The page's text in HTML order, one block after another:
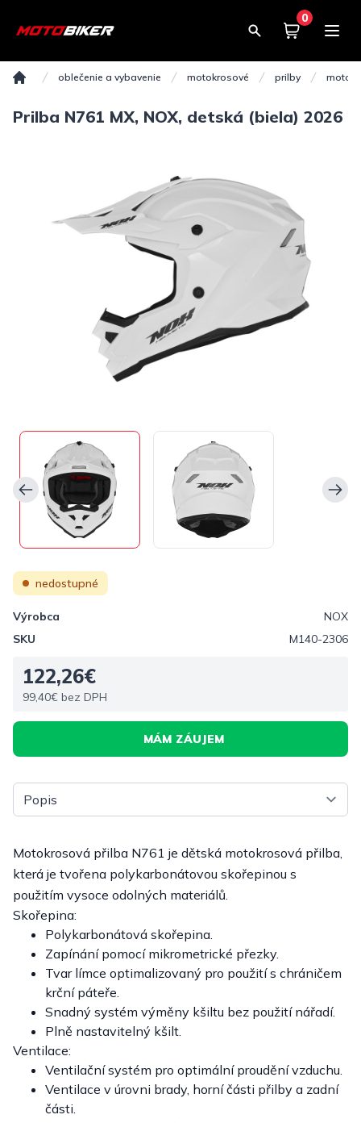
0
Košík 0,00€
oblečenie a vybavenie motokrosové prilby
Prilba N761 MX, NOX, detská (biela) 2026
nedostupné
Výrobca
NOX
SKU
M140-2306
122,26€
99,40€ bez DPH
MÁM ZÁUJEM
Vyberte tab
Motokrosová přilba N761 je dětská motokrosová přilba,
která je tvořena polykarbonátovou skořepinou s
použitím vysoce odolných materiálů.
Skořepina:
Polykarbonátová skořepina.
Zapínání pomocí mikrometrické přezky.
Tvar límce optimalizovaný pro použití s chráničem
krční páteře.
Snadný systém výměny kšiltu bez použití nářadí.
Plně nastavitelný kšilt.
Ventilace:
Ventilační systém pro optimální proudění vzduchu.
Ventilace v úrovni brady, horní části přilby a zadní
části.